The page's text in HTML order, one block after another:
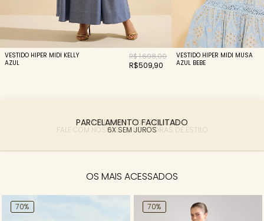
VESTIDO HIPER MIDI KELLY
AZUL
R$ 1.698,00
R$509,90
VESTIDO HIPER MIDI MUSA
AZUL BEBE
PARCELAMENTO FACILITADO
6X SEM JUROS
OS MAIS ACESSADOS
70% 70%